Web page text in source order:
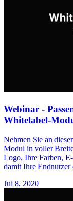
Webinar -
Whitelabel-
Nehmen Sie an
Modul in voller
Logo, Ihre Farben,
damit Ihre Endnutzer
Jul 8, 2020